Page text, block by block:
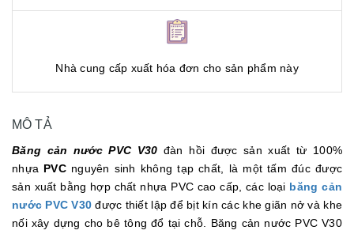
Nhà cung cấp xuất hóa đơn cho sản phẩm này
MÔ TẢ
Băng cản nước PVC V30 đàn hồi được sản xuất từ 100%
nhựa PVCnguyên sinh không tạp chất, là một tấm đúc được
sản xuất bằng hợp chất nhựa PVC cao cấp, các loại băng cản
nước PVC V30 được thiết lập để bịt kín các khe giãn nở và khe
nối xây dựng cho bê tông đổ tại chỗ. Băng cản nước PVC V30